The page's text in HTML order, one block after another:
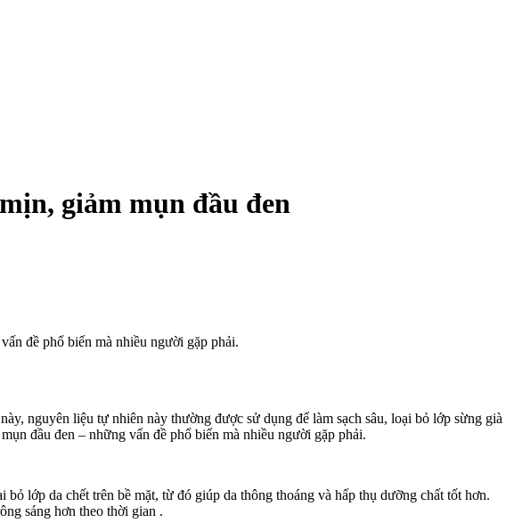
giảm mụn đầu đen
đề phổ biến mà nhiều người gặp phải.
nguyên liệu tự nhiên này thường được sử dụng để làm sạch sâu, loại bỏ lớp sừng già
đầu đen – những vấn đề phổ biến mà nhiều người gặp phải.
lớp da chết trên bề mặt, từ đó giúp da thông thoáng và hấp thụ dưỡng chất tốt hơn.
sáng hơn theo thời gian .